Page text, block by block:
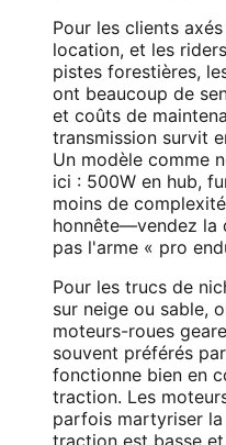
Pour les clients
location, et les
pistes forestières,
ont beaucoup de
et coûts de
transmission survit
Un modèle comme
ici : 500W en hub,
moins de
honnête—vendez la
pas l'arme « pro
Pour les trucs de
sur neige ou sable,
moteurs-roues
souvent préférés
fonctionne bien en
traction. Les
parfois martyriser
traction est basse